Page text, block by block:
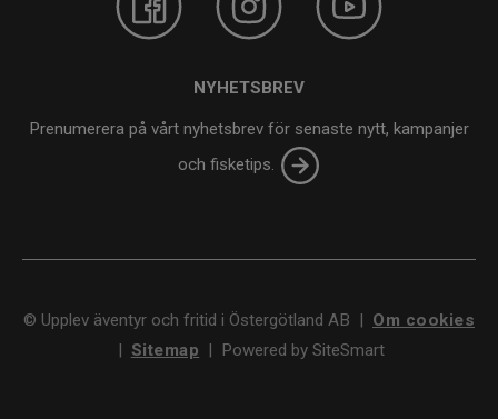
NYHETSBREV
Prenumerera på vårt nyhetsbrev för senaste nytt, kampanjer
och fisketips.
© Upplev äventyr och fritid i Östergötland AB | Om cookies
| Sitemap | Powered by SiteSmart